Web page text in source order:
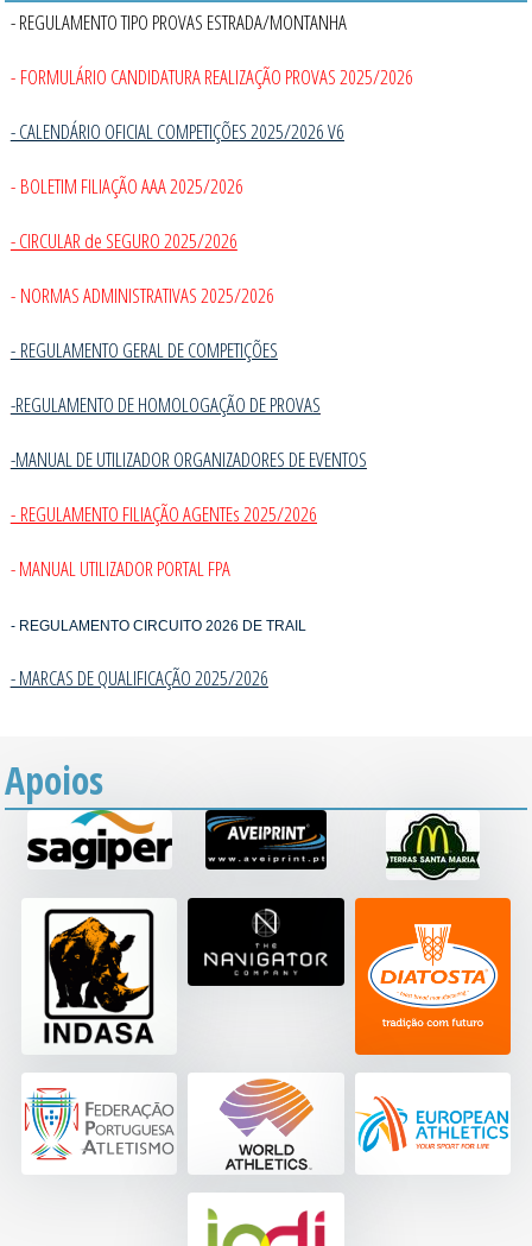
- REGULAMENTO TIPO PROVAS ESTRADA/MONTANHA
- FORMULÁRIO CANDIDATURA REALIZAÇÃO PROVAS 2025/2026
- CALENDÁRIO OFICIAL COMPETIÇÕES 2025/2026 V6
- BOLETIM FILIAÇÃO AAA 2025/2026
- CIRCULAR de SEGURO 2025/2026
- NORMAS ADMINISTRATIVAS 2025/2026
- REGULAMENTO GERAL DE COMPETIÇÕES
-REGULAMENTO DE HOMOLOGAÇÃO DE PROVAS
-MANUAL DE UTILIZADOR ORGANIZADORES DE EVENTOS
- REGULAMENTO FILIAÇÃO AGENTEs 2025/2026
- MANUAL UTILIZADOR PORTAL FPA
- REGULAMENTO CIRCUITO 2026 DE TRAIL
- MARCAS DE QUALIFICAÇÃO 2025/2026
Apoios